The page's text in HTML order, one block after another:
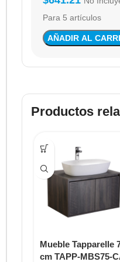
Para 5 artículos
AÑADIR AL
Productos
Mueble Tapparelle
cm TAPP-MBS75-